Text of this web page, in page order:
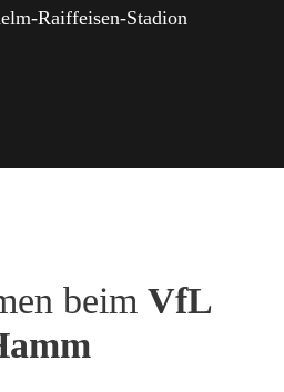
Raiffeisen-Stadion
beim VfL